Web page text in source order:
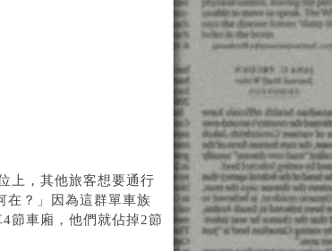
上，其他旅客想要通行
在？」因為這群單車族
節車廂，他們就佔掉2節